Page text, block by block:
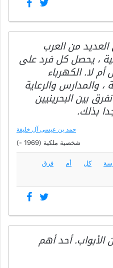
العديد من العرب
، يحصل كل فرد على
لا. الكهرباء
، والمدارس والرعاية
بين البحرينيين
بذلك.
حمد بن عيسى آل خليفة
شخصية ملكية (1969 -)
كل أم
فرق
الأبواب. أحد أهم